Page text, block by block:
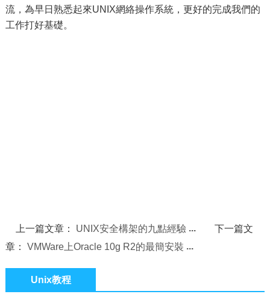
流，為早日熟悉起來UNIX網絡操作系統，更好的完成我們的
工作打好基礎。
上一篇文章： UNIX安全構架的九點經驗
下一篇文
章： VMWare上Oracle 10g R2的最簡安裝
Unix教程